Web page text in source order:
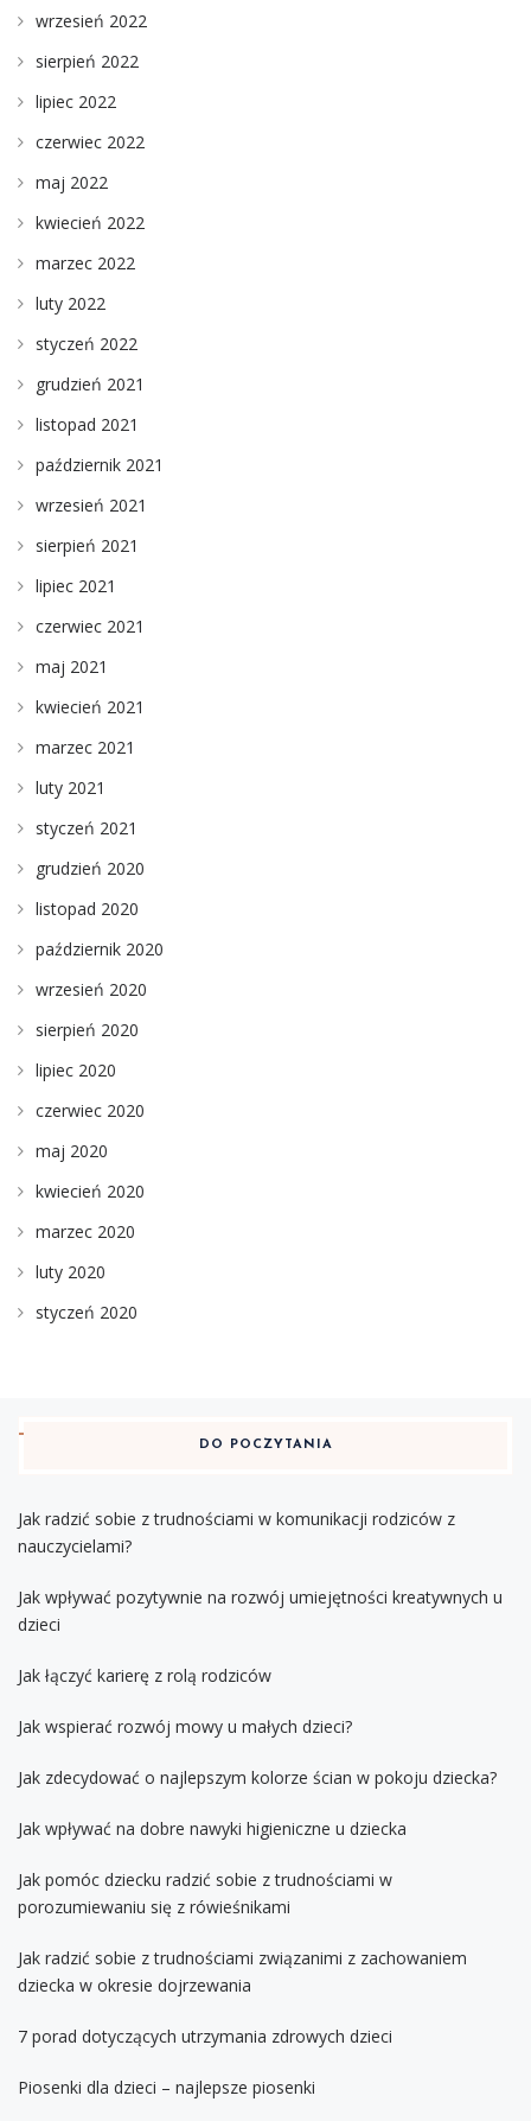
wrzesień 2022
sierpień 2022
lipiec 2022
czerwiec 2022
maj 2022
kwiecień 2022
marzec 2022
luty 2022
styczeń 2022
grudzień 2021
listopad 2021
październik 2021
wrzesień 2021
sierpień 2021
lipiec 2021
czerwiec 2021
maj 2021
kwiecień 2021
marzec 2021
luty 2021
styczeń 2021
grudzień 2020
listopad 2020
październik 2020
wrzesień 2020
sierpień 2020
lipiec 2020
czerwiec 2020
maj 2020
kwiecień 2020
marzec 2020
luty 2020
styczeń 2020
DO POCZYTANIA
Jak radzić sobie z trudnościami w komunikacji rodziców z
nauczycielami?
Jak wpływać pozytywnie na rozwój umiejętności kreatywnych u
dzieci
Jak łączyć karierę z rolą rodziców
Jak wspierać rozwój mowy u małych dzieci?
Jak zdecydować o najlepszym kolorze ścian w pokoju dziecka?
Jak wpływać na dobre nawyki higieniczne u dziecka
Jak pomóc dziecku radzić sobie z trudnościami w
porozumiewaniu się z rówieśnikami
Jak radzić sobie z trudnościami związanimi z zachowaniem
dziecka w okresie dojrzewania
7 porad dotyczących utrzymania zdrowych dzieci
Piosenki dla dzieci – najlepsze piosenki